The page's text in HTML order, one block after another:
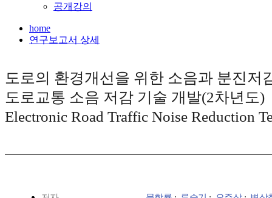
공개강의
home
연구보고서 상세
도로의 환경개선을 위한 소음과 분진저
도로교통 소음 저감 기술 개발(2차년도)
Electronic Road Traffic Noise Reduction